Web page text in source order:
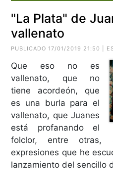
"La Plata" de
vallenato
PUBLICADO 17/01/2019 21:50 |
Que eso no es
vallenato, que no
tiene acordeón, que
es una burla para el
vallenato, que Juanes
está profanando el
folclor, entre otras,
expresiones que he
lanzamiento del sencillo